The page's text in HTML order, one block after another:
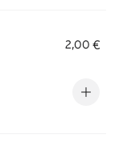
2,00 €